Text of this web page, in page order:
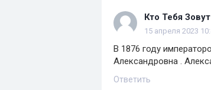
Кто Тебя Зовут
15 апреля 2023
В 1876 году
Александровна .
Ответить